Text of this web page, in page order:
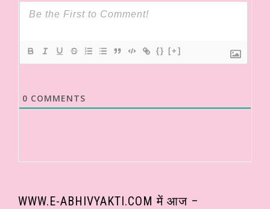
{} [+]
0 COMMENTS
WWW.E-ABHIVYAKTI.COM में आज –